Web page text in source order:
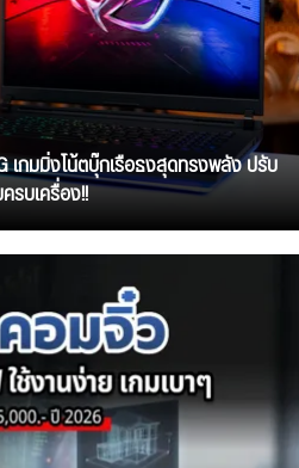
เกมมิ่งโน้ตบุ๊กเรือธงสุดทรงพลัง ปรับ
รบเครื่อง!!